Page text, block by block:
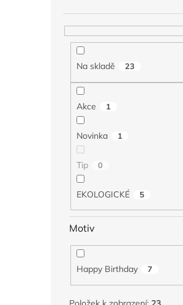
Na skladě 23
Akce 1
Novinka 1
Tip 0
EKOLOGICKÉ 5
Motiv
Happy Birthday 7